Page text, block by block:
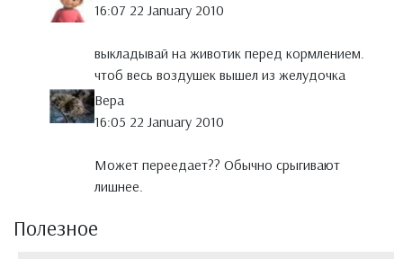
16:07 22 January 2010
выкладывай на животик перед кормлением.
чтоб весь воздушек вышел из желудочка
Вера
16:05 22 January 2010
Может переедает?? Обычно срыгивают
лишнее.
Полезное